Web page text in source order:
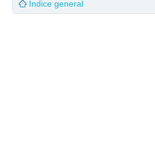
Índice general